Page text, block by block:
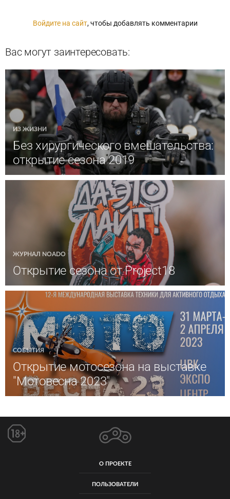
Войдите на сайт, чтобы добавлять комментарии
Вас могут заинтересовать:
ИЗ ЖИЗНИ
Без хирургического вмешательства:
открытие сезона 2019
ЖУРНАЛ NOADO
Открытие сезона от Project18
СОБЫТИЯ
Открытие мотосезона на выставке
"Мотовесна 2023"
О ПРОЕКТЕ
ПОЛЬЗОВАТЕЛИ